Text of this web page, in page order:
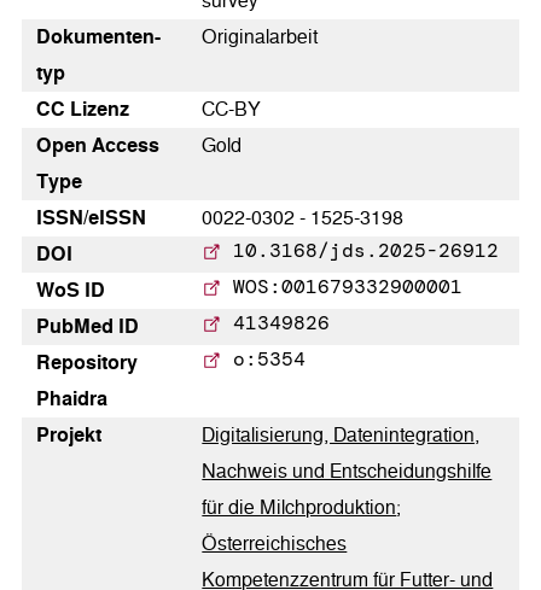
Dokumenten­
typ
Originalarbeit
CC Lizenz
CC-BY
Open Access
Type
Gold
ISSN/eISSN
0022-0302 - 1525-3198
DOI
10.3168/jds.2025-26912
WoS ID WOS:001679332900001
PubMed ID 41349826
Repository
Phaidra
o:5354
Pro­jekt
Digitalisierung, Datenintegration,
Nachweis und Entscheidungshilfe
für die Milchproduktion;
Österreichisches
Kompetenzzentrum für Futter- und